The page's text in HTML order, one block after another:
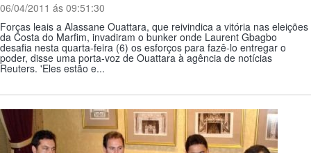
06/04/2011 ás 09:51:30
Forças leais a Alassane Ouattara, que reivindica a vitória nas eleições
da Costa do Marfim, invadiram o bunker onde Laurent Gbagbo
desafia nesta quarta-feira (6) os esforços para fazê-lo entregar o
poder, disse uma porta-voz de Ouattara à agência de notícias
Reuters. 'Eles estão e...